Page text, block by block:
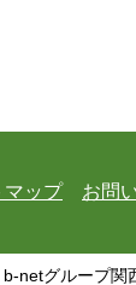
マップ お問
netグループ関